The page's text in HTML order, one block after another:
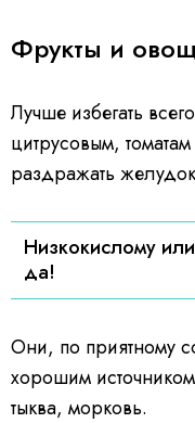
Фрукты и
Лучше избегать
цитрусовым,
раздражать
Низкокислому
да!
Они, по приятному
хорошим
тыква, морковь.